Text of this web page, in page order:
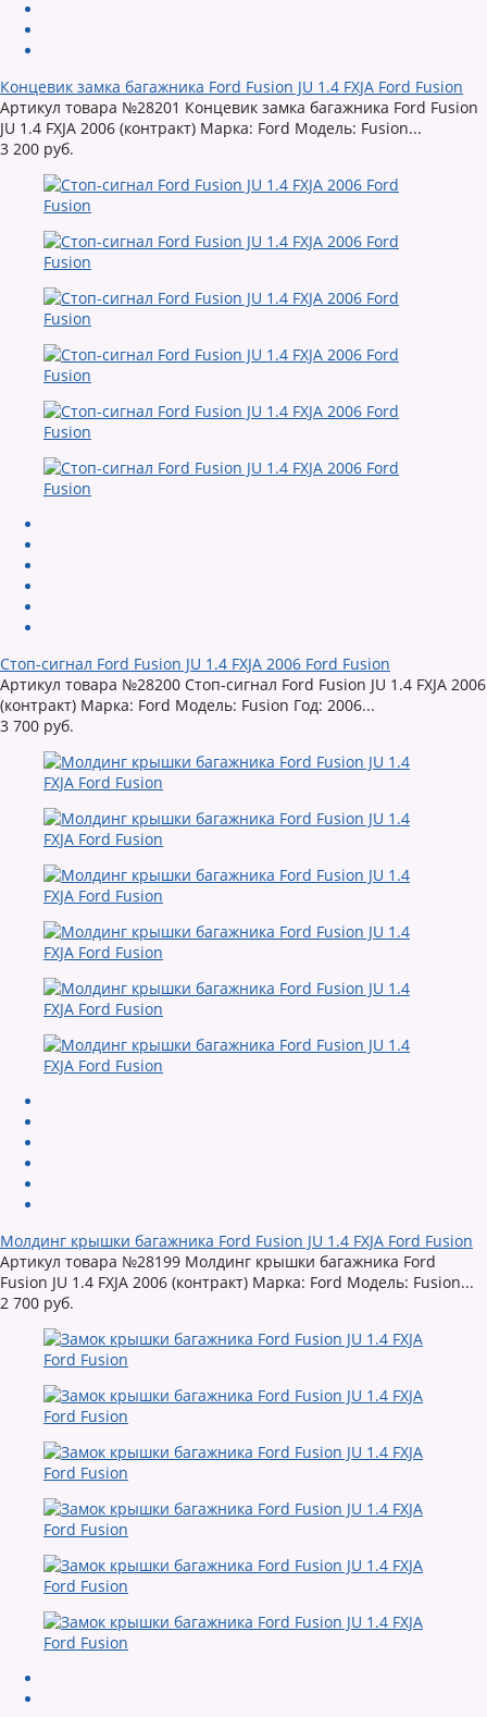
Концевик замка багажника Ford Fusion JU 1.4 FXJA Ford Fusion
Артикул товара №28201 Концевик замка багажника Ford Fusion
JU 1.4 FXJA 2006 (контракт) Марка: Ford Модель: Fusion...
3 200 руб.
Стоп-сигнал Ford Fusion JU 1.4 FXJA 2006 Ford Fusion
Артикул товара №28200 Стоп-сигнал Ford Fusion JU 1.4 FXJA 2006
(контракт) Марка: Ford Модель: Fusion Год: 2006...
3 700 руб.
Молдинг крышки багажника Ford Fusion JU 1.4 FXJA Ford Fusion
Артикул товара №28199 Молдинг крышки багажника Ford
Fusion JU 1.4 FXJA 2006 (контракт) Марка: Ford Модель: Fusion...
2 700 руб.